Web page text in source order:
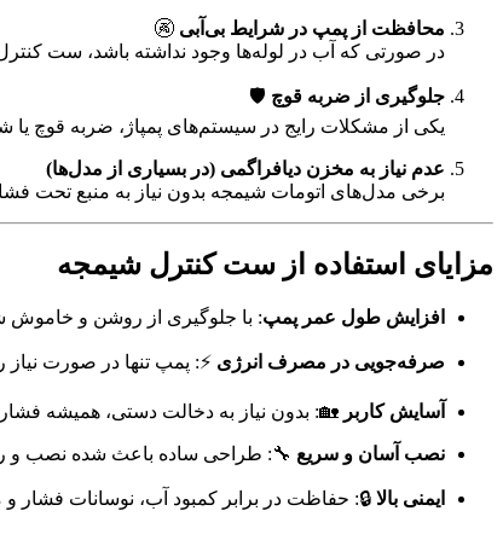
محافظت از پمپ در شرایط بی‌آبی 🚱
در صورتی که آب در لوله‌ها وجود نداشته باشد، ست
جلوگیری از ضربه قوچ 🛡️
یکی از مشکلات رایج در سیستم‌های پمپاژ، ضربه قوچ یا
عدم نیاز به مخزن دیافراگمی (در بسیاری از مدل‌ها)
برخی مدل‌های اتومات شیمجه بدون نیاز به منبع
مزایای استفاده از ست کنترل شیمجه
افزایش طول عمر پمپ: با جلوگیری از روشن و
صرفه‌جویی در مصرف انرژی ⚡: پمپ تنها در صورت
آسایش کاربر 🏡: بدون نیاز به دخالت دستی، همیشه
نصب آسان و سریع 🔧: طراحی ساده باعث شده نصب و
ایمنی بالا 🔒: حفاظت در برابر کمبود آب، نوسانات فشار